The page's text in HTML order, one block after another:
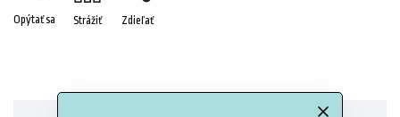
Opýtať sa Strážiť Zdieľať